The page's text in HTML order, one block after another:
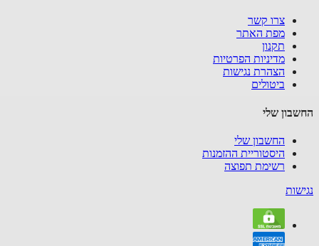
צרו קשר
מפת האתר
תקנון
מדיניות הפרטיות
הצהרת נגישות
ביטולים
שלי
החשבון שלי
היסטוריית ההזמנות
רשימת תפוצה